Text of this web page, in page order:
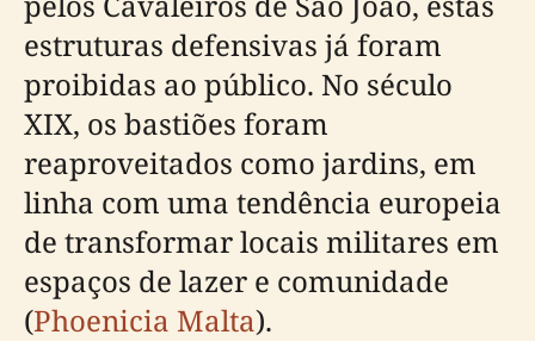
estruturas defensivas já foram
proibidas ao público. No século
XIX, os bastiões foram
reaproveitados como jardins, em
linha com uma tendência europeia
de transformar locais militares em
espaços de lazer e comunidade
(Phoenicia Malta).